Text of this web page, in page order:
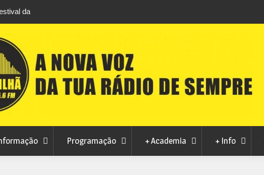
da
levou milhares de visitantes a Penamacor
Programação + Academia + Info